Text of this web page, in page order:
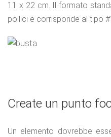
11 x 22 cm. Il formato
pollici e corrisponde al tipo
Create un punto
Un elemento dovrebbe